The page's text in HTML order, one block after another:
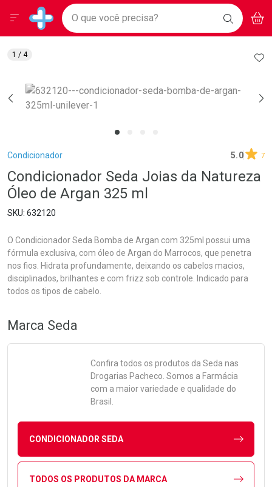
Drogarias Pacheco
Baixe nosso APP e aproveite Ofertas Exclusivas!
BAIXE
O APP
Ir direto para a home
pela página
Ir direto para o conteúdo
Ir direto para a busca
Ir direto para a conta
Ir direto para a notificações
Ir direto para o carrinho
Ir direto para o menu
Faça a sua busca
O que você precisa? BUSCAR
Menu
Breadcrumb
Condicionador 5.0 7
Condicionador Seda Joias da Natureza
Óleo de Argan 325 ml
632120
O Condicionador Seda Bomba de Argan com 325ml possui uma
fórmula exclusiva, com óleo de Argan do Marrocos, que penetra
nos fios. Hidrata profundamente, deixando os cabelos macios,
disciplinados, brilhantes e com frizz sob controle. Indicado para
todos os tipos de cabelo.
1 / 4
Marca Seda
Confira todos os produtos da Seda nas
Drogarias Pacheco. Somos a Farmácia
com a maior variedade e qualidade do
Brasil.
CONDICIONADOR SEDA
TODOS OS PRODUTOS DA MARCA